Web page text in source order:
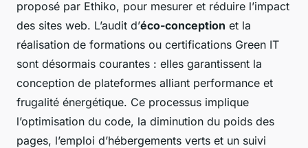
proposé par Ethiko, pour mesurer et réduire l’impact
des sites web. L’audit d’éco-conception et la
réalisation de formations ou certifications Green IT
sont désormais courantes : elles garantissent la
conception de plateformes alliant performance et
frugalité énergétique. Ce processus implique
l’optimisation du code, la diminution du poids des
pages, l’emploi d’hébergements verts et un suivi